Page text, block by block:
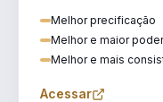
Melhor precificação
Melhor e maior
Melhor e mais
Acessar